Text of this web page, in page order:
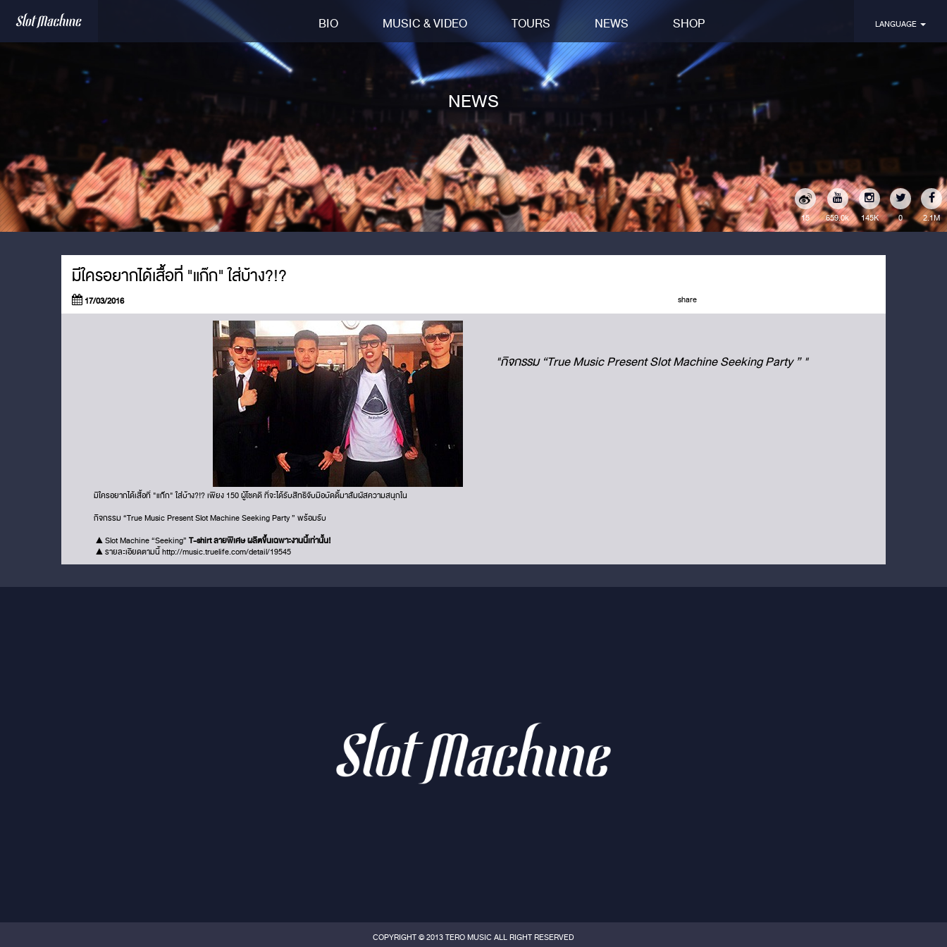
BIO MUSIC & VIDEO TOURS NEWS SHOP LANGUAGE
NEWS
2.1M
0
145K
659.0k
15
มีใครอยากได้เสื้อที่ "แก๊ก" ใส่บ้าง?!?
17/03/2016 share
"กิจกรรม “True Music Present Slot Machine Seeking Party ” "
มีใครอยากได้เสื้อที่ "แก๊ก" ใส่บ้าง?!? เพียง 150 ผู้โชคดี ที่จะได้รับสิทธิจับมือบัดดี้มาสัมผัสความสนุกใน
กิจกรรม “True Music Present Slot Machine Seeking Party ” พร้อมรับ
▲Slot Machine “Seeking” T-shirt ลายพิเศษ ผลิตขึ้นเฉพาะงานนี้เท่านั้น!
▲รายละเอียดตามนี้http://music.truelife.com/detail/19545
COPYRIGHT © 2013 TERO MUSIC ALL RIGHT RESERVED